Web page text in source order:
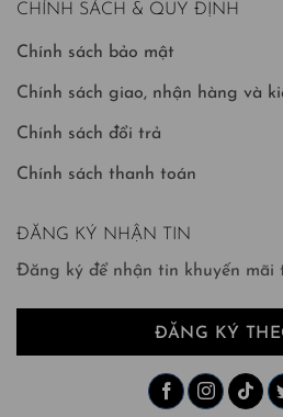
CHÍNH SÁCH & QUY ĐỊNH
Chính sách bảo mật
Chính sách giao, nhận hàng và
Chính sách đổi trả
Chính sách thanh toán
ĐĂNG KÝ NHẬN TIN
Đăng ký để nhận tin khuyến mãi
ĐĂNG KÝ